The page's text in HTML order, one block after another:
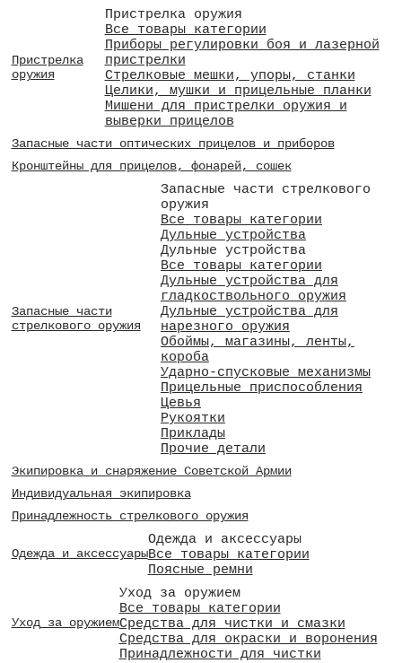
Пристрелка
оружия
Пристрелка оружия
Все товары категории
Приборы регулировки боя и лазерной
пристрелки
Стрелковые мешки, упоры, станки
Целики, мушки и прицельные планки
Мишени для пристрелки оружия и
выверки прицелов
Запасные части оптических прицелов и приборов
Кронштейны для прицелов, фонарей, сошек
Запасные части
стрелкового оружия
Запасные части стрелкового
оружия
Все товары категории
Дульные устройства
Дульные устройства
Все товары категории
Дульные устройства для
гладкоствольного оружия
Дульные устройства для
нарезного оружия
Обоймы, магазины, ленты,
короба
Ударно-спусковые механизмы
Прицельные приспособления
Цевья
Рукоятки
Приклады
Прочие детали
Экипировка и снаряжение Советской Армии
Индивидуальная экипировка
Принадлежность стрелкового оружия
Одежда и аксессуары
Одежда и аксессуары
Все товары категории
Поясные ремни
Уход за оружием
Уход за оружием
Все товары категории
Средства для чистки и смазки
Средства для окраски и воронения
Принадлежности для чистки